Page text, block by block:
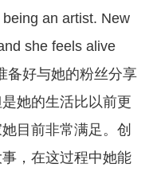
an artist. New
she feels alive
备好与她的粉丝分享
她的生活比以前更
目前非常满足。创
，在这过程中她能